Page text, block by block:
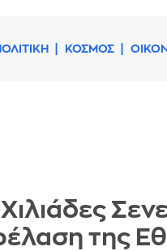
ΚΟΣΜΟΣ
της